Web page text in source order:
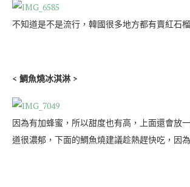
不知道是不是流行，韓國很多地方都有賣紅石
< 鯛魚燒冰淇淋 >
因為有加蜂蜜，所以甜度也有高，上面還會放
道很濃郁，下面的鯛魚燒建議趁熱趕快吃，因